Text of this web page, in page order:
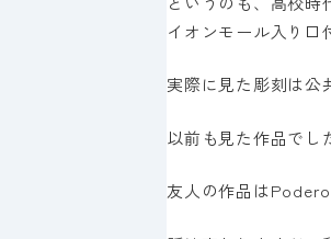
イオンモール入り口
実際に見た彫刻は公
以前も見た作品でし
友人の作品は